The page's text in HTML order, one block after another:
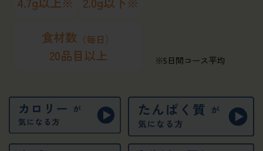
食材数 （毎日）
20品目以上 ※5日間コース平均